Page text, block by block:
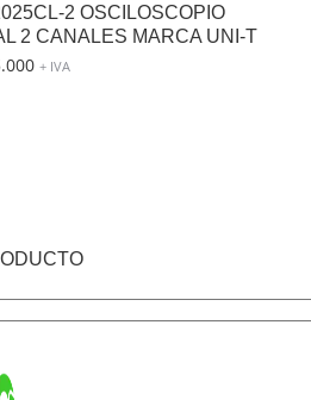
2 OSCILOSCOPIO
2 CANALES MARCA UNI-T
+ IVA